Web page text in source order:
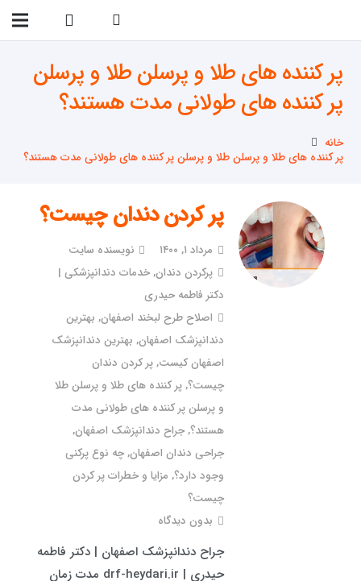
پر کننده های طلا و پرسلن طلا و پرسلن
پر کننده های طولانی مدت هستند؟
خانه
پر کننده های طلا و پرسلن طلا و پرسلن پر کننده های طولانی مدت هستند؟
پر کردن دندان چیست؟
مرداد ۱, ۱۴۰۰
نویسنده سایت
پرکردن دندان,خدمات دندانپزشکی |
دکتر فاطمه حیدری
اصلاح طرح لبخند اصفهان, بهترین
دندانپزشک اصفهان, بهترین دندانپزشک
اصفهان کیست,پر کردن دندان
چیست؟,پر کننده های طلا و پرسلن طلا
و پرسلن پر کننده های طولانی مدت
هستند؟,جراح دندانپزشک اصفهان,
جراحی دندان اصفهان,چه نوع پرکنی
وجود دارد؟, مزایا و خطرات پر کردن
چیست؟
بدون دیدگاه
جراح دندانپزشک اصفهان | دکتر فاطمه
حیدری | drf-heydari.ir مدت زمان